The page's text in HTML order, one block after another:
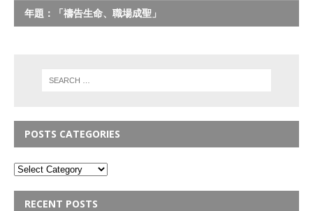
年題：「禱告生命、職場成聖」
POSTS CATEGORIES
RECENT POSTS